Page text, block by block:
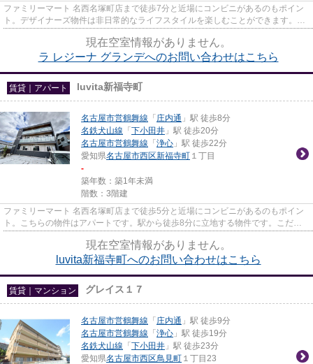
ファミリーマート 名西名塚町店まで徒歩7分と近場にコンビニがあるのもポイン
ト。デザイナーズ物件は非日常的なライフスタイルを楽しむことができます。
現在空室情報がありません。
ラ レジーナ グランデへのお問い合わせはこちら
賃貸｜アパート luvita新福寺町
名古屋市営鶴舞線 「 庄内通 」駅 徒歩8分
名鉄犬山線 「 下小田井 」駅 徒歩20分
名古屋市営鶴舞線 「 浄心 」駅 徒歩22分
愛知県名古屋市西区新福寺町 １丁目
-
築年数：築1年未満
階数：3階建
ファミリーマート 名西名塚町店まで徒歩5分と近場にコンビニがあるのもポイン
ト。こちらの物件はアパートです。駅から徒歩8分に立地する物件です。こだわ
現在空室情報がありません。
luvita新福寺町へのお問い合わせはこちら
賃貸｜マンション グレイス１７
名古屋市営鶴舞線 「 庄内通 」駅 徒歩9分
名古屋市営鶴舞線 「 浄心 」駅 徒歩19分
名鉄犬山線 「 下小田井 」駅 徒歩23分
愛知県名古屋市西区鳥見町 １丁目23